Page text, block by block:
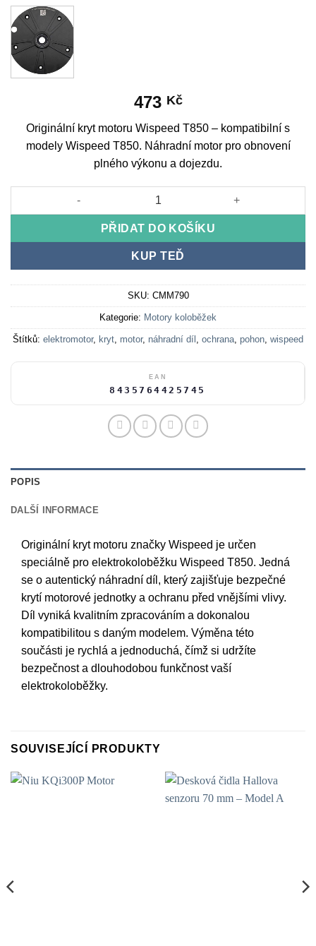
473 Kč
Originální kryt motoru Wispeed T850 – kompatibilní s
modely Wispeed T850. Náhradní motor pro obnovení
plného výkonu a dojezdu.
Originální kryt motoru Wispeed T850 množství
PŘIDAT DO KOŠÍKU
KUP TEĎ
SKU: CMM790
Kategorie: Motory koloběžek
Štítků: elektromotor, kryt, motor, náhradní díl , ochrana, pohon, wispeed
EAN
8435764425745
POPIS
DALŠÍ INFORMACE
Originální kryt motoru značky Wispeed je určen
speciálně pro elektrokoloběžku Wispeed T850. Jedná
se o autentický náhradní díl, který zajišťuje bezpečné
krytí motorové jednotky a ochranu před vnějšími vlivy.
Díl vyniká kvalitním zpracováním a dokonalou
kompatibilitou s daným modelem. Výměna této
součásti je rychlá a jednoduchá, čímž si udržíte
bezpečnost a dlouhodobou funkčnost vaší
elektrokoloběžky.
SOUVISEJÍCÍ PRODUKTY